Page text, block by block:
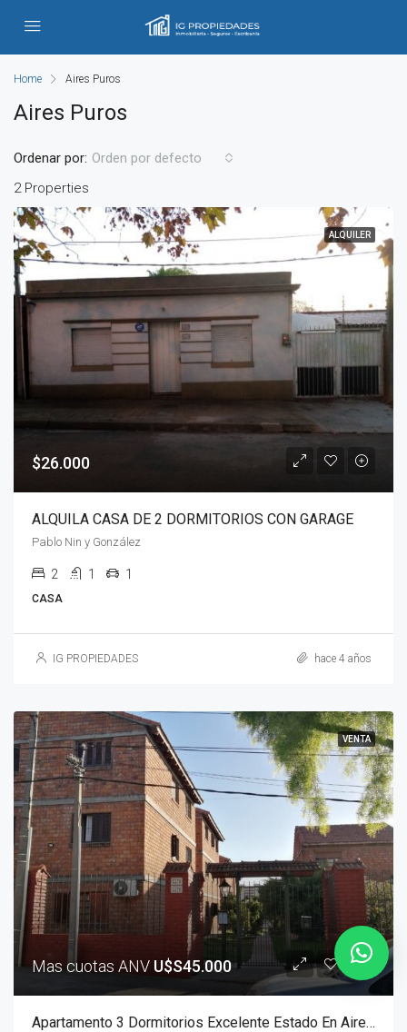
Home Aires Puros
Aires Puros
2 Properties
Ordenar por: Orden por defecto
ALQUILER
$26.000
ALQUILA CASA DE 2 DORMITORIOS CON GARAGE
Pablo Nin y González
2 1 1
CASA
IG PROPIEDADES hace 4 años
VENTA
Mas cuotas ANV U$S45.000
Apartamento 3 Dormitorios Excelente Estado En Aires Puros